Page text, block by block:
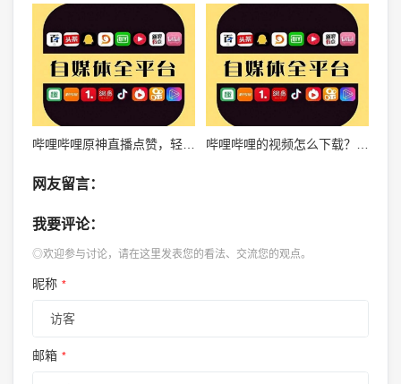
哔哩哔哩原神直播点赞，轻松赢取超多福利！
网友留言：
我要评论：
◎欢迎参与讨论，请在这里发表您的看法、交流您的观点。
昵称 *
邮箱 *